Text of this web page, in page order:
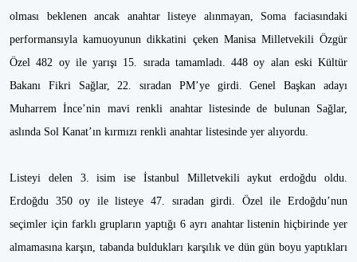
olması beklenen ancak anahtar listeye alınmayan, Soma faciasındaki
performansıyla kamuoyunun dikkatini çeken Manisa Milletvekili Özgür
Özel 482 oy ile yarışı 15. sırada tamamladı. 448 oy alan eski Kültür
Bakanı Fikri Sağlar, 22. sıradan PM’ye girdi. Genel Başkan adayı
Muharrem İnce’nin mavi renkli anahtar listesinde de bulunan Sağlar,
aslında Sol Kanat’ın kırmızı renkli anahtar listesinde yer alıyordu.
Listeyi delen 3. isim ise İstanbul Milletvekili aykut erdoğdu oldu.
Erdoğdu 350 oy ile listeye 47. sıradan girdi. Özel ile Erdoğdu’nun
seçimler için farklı grupların yaptığı 6 ayrı anahtar listenin hiçbirinde yer
almamasına karşın, tabanda buldukları karşılık ve dün gün boyu yaptıkları